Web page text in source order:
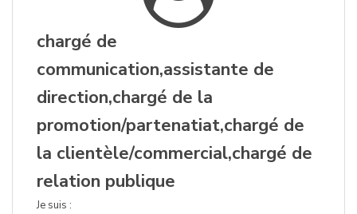
chargé de
communication,assistante de
direction,chargé de la
promotion/partenatiat,chargé de
la clientèle/commercial,chargé de
relation publique
Je suis :